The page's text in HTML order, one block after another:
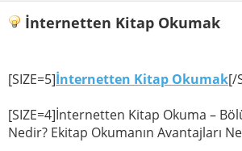
İnternetten Kitap Okumak
[SIZE=5]İnternetten Kitap Okumak[/
[SIZE=4]İnternetten Kitap Okuma –
Nedir? Ekitap Okumanın Avantajları